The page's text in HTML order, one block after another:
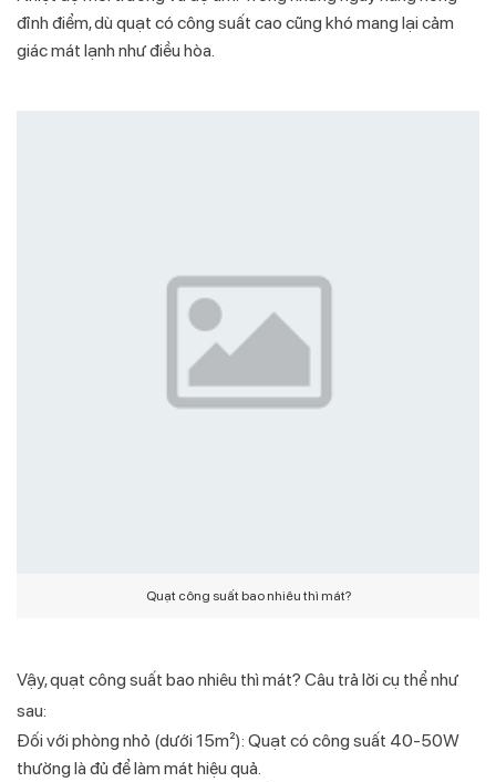
đỉnh điểm, dù quạt có công suất cao cũng khó mang lại cảm
giác mát lạnh như điều hòa.
Quạt công suất bao nhiêu thì mát?
Vậy, quạt công suất bao nhiêu thì mát? Câu trả lời cụ thể như
sau:
Đối với phòng nhỏ (dưới 15m²): Quạt có công suất 40-50W
thường là đủ để làm mát hiệu quả.